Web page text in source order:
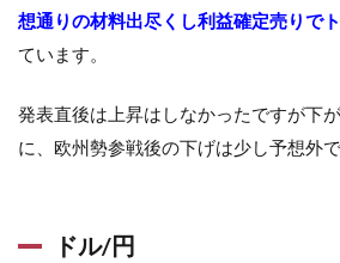
想通りの材料出尽くし利益確定売りで
ています。
発表直後は上昇はしなかったですが下
に、欧州勢参戦後の下げは少し予想外
ドル/円